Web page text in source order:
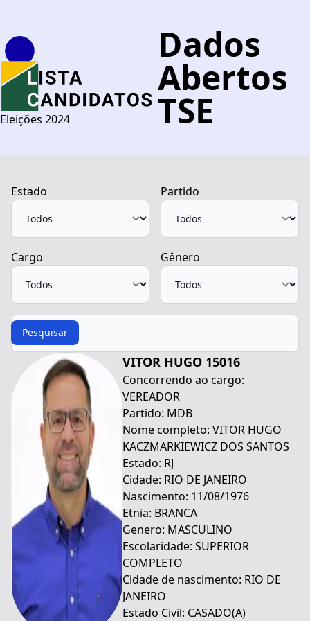
Eleições 2024
Dados
Abertos
TSE
Estado Partido
Cargo Gênero
Procurar
Pesquisar
VITOR HUGO 15016
Concorrendo ao cargo:
VEREADOR
Partido: MDB
Nome completo: VITOR HUGO
KACZMARKIEWICZ DOS SANTOS
Estado: RJ
Cidade: RIO DE JANEIRO
Nascimento: 11/08/1976
Etnia: BRANCA
Genero: MASCULINO
Escolaridade: SUPERIOR
COMPLETO
Cidade de nascimento: RIO DE
JANEIRO
Estado Civil: CASADO(A)